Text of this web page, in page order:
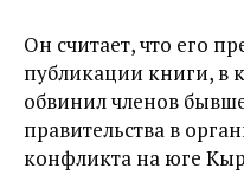
Он считает, что его
публикации книги, в
обвинил членов
правительства в
конфликта на юге